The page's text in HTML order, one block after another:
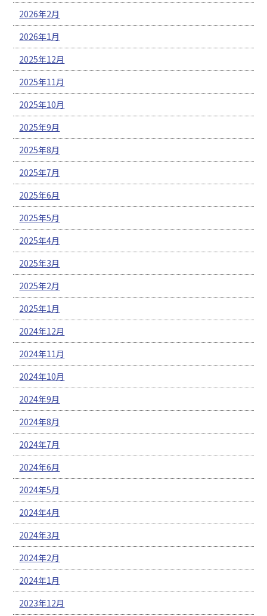
2026年2月
2026年1月
2025年12月
2025年11月
2025年10月
2025年9月
2025年8月
2025年7月
2025年6月
2025年5月
2025年4月
2025年3月
2025年2月
2025年1月
2024年12月
2024年11月
2024年10月
2024年9月
2024年8月
2024年7月
2024年6月
2024年5月
2024年4月
2024年3月
2024年2月
2024年1月
2023年12月